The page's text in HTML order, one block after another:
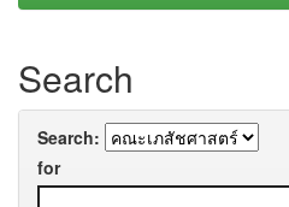
Search
Search:
for